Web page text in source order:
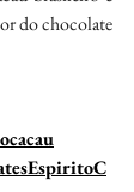
do chocolate